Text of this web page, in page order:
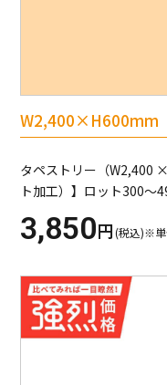
W2,400×H600mm
タペストリー（W2,400
ト加工）】ロット300～
3,850円(税込)※